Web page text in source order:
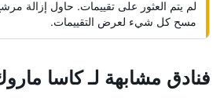
لم يتم العثور على تقييمات. حاول إزالة
مسح كل شيء لعرض التقييمات.
فنادق مشابهة لـ كاسا